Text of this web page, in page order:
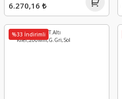
6.270,16 ₺
%33 İndirimli